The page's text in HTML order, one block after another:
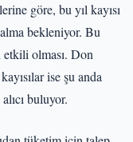
göre, bu yıl kayısı
bekleniyor. Bu
etkili olması. Don
ise şu anda
buluyor.